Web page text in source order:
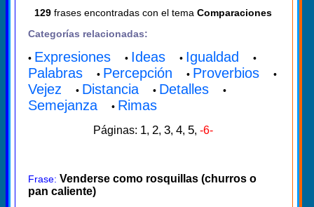
129 frases encontradas con el tema Comparaciones
Categorías relacionadas:
• Expresiones • Ideas • Igualdad •
Palabras • Percepción • Proverbios •
Vejez • Distancia • Detalles •
Semejanza • Rimas
Páginas: 1, 2, 3, 4, 5, -6-
Frase: Venderse como rosquillas (churros o
pan caliente)